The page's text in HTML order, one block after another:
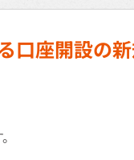
口座開設の